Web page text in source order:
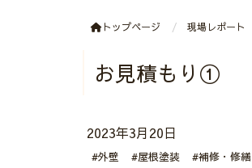
トップページ 現場レポート
お見積もり①
2023年3月20日
#外壁 #屋根塗装 #補修・修繕